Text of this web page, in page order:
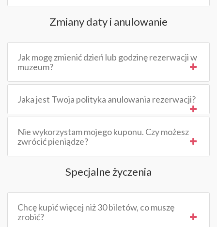
Zmiany daty i anulowanie
Jak mogę zmienić dzień lub godzinę rezerwacji w
muzeum?
Jaka jest Twoja polityka anulowania rezerwacji?
Nie wykorzystam mojego kuponu. Czy możesz
zwrócić pieniądze?
Specjalne życzenia
Chcę kupić więcej niż 30 biletów, co muszę
zrobić?